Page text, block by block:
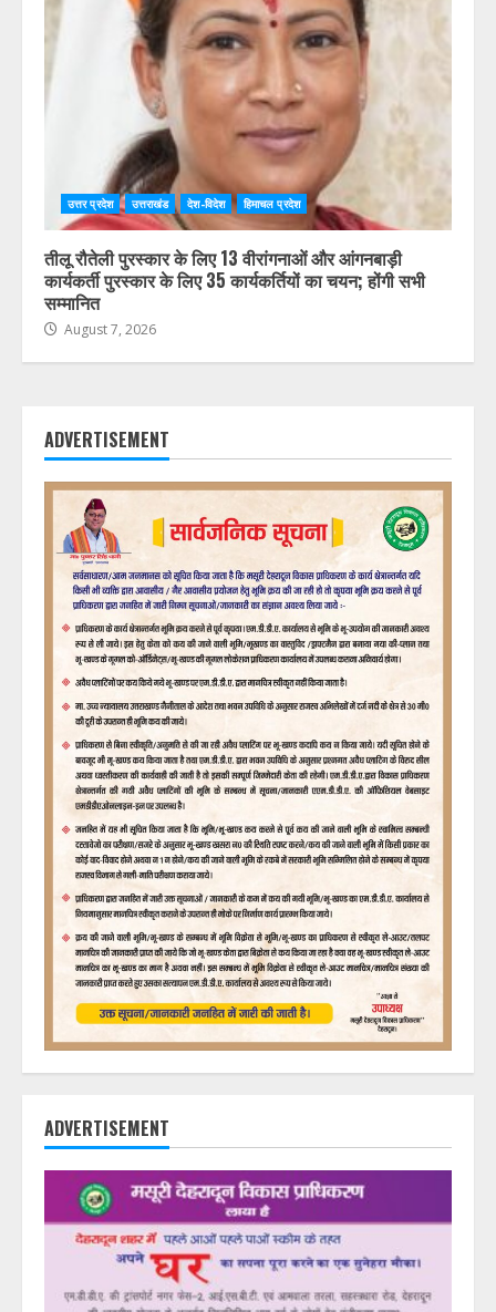
उत्तर प्रदेश उत्तराखंड देश-विदेश हिमाचल प्रदेश
तीलू रौतेली पुरस्कार के लिए 13 वीरांगनाओं और आंगनबाड़ी
कार्यकर्ती पुरस्कार के लिए 35 कार्यकर्तियों का चयन; होंगी सभी
सम्मानित
August 7, 2026
ADVERTISEMENT
ADVERTISEMENT